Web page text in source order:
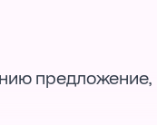
предложение,